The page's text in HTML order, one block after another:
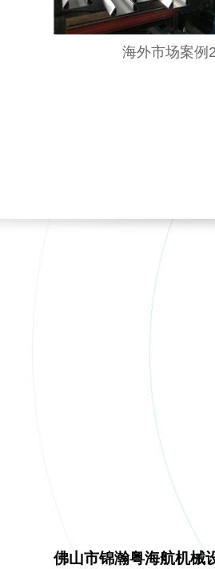
海外市场案例2
佛山市锦瀚粤海航机械